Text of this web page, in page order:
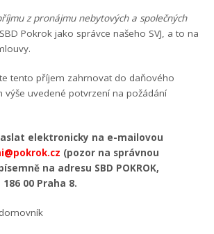
z pronájmu nebytových a společných
Pokrok jako správce našeho SVJ, a to na
tento příjem zahrnovat do daňového
výše uvedené potvrzení na požádání
elektronicky na e-mailovou
(pozor na správnou
na adresu SBD POKROK,
00 Praha 8.